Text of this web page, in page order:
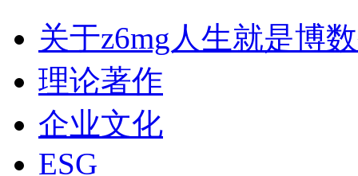
关于z6mg人生就是博
理论著作
企业文化
ESG